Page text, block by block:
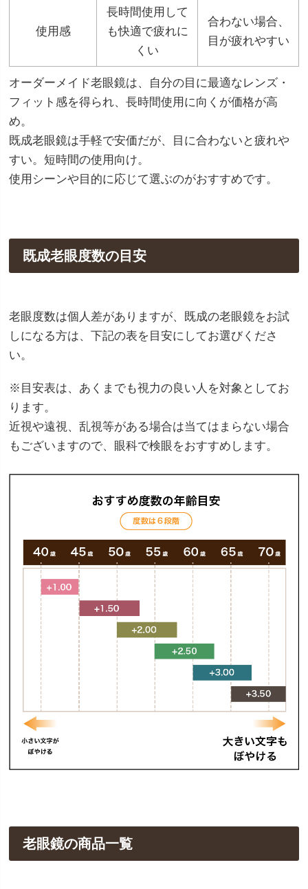
使用感
長時間使用して
も快適で疲れに
くい
合わない場合、
目が疲れやすい
オーダーメイド老眼鏡は、自分の目に最適なレンズ・
フィット感を得られ、長時間使用に向くが価格が高
め。
既成老眼鏡は手軽で安価だが、目に合わないと疲れや
すい。短時間の使用向け。
使用シーンや目的に応じて選ぶのがおすすめです。
既成老眼度数の目安
老眼度数は個人差がありますが、既成の老眼鏡をお試
しになる方は、下記の表を目安にしてお選びくださ
い。
※目安表は、あくまでも視力の良い人を対象としてお
ります。
近視や遠視、乱視等がある場合は当てはまらない場合
もございますので、眼科で検眼をおすすめします。
老眼鏡の商品一覧